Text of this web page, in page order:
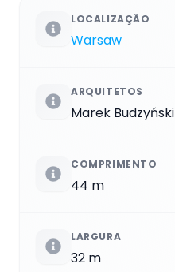
LOCALIZAÇÃO
Warsaw
ARQUITETOS
Marek Budzyński
COMPRIMENTO
44 m
LARGURA
32 m